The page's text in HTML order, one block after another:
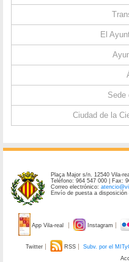
El
Sede
Ciudad de la
Plaça Major s/n. 12540 Vila-
Teléfono: 964 547 000 | Fax:
Correo electrónico:
Envío de puesta a
App Vila-real Instagram
Twitter RSS Subv. por el